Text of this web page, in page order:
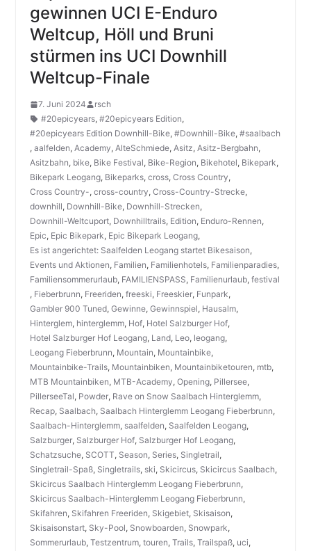
gewinnen UCI E-Enduro
Weltcup, Höll und Bruni
stürmen ins UCI Downhill
Weltcup-Finale
7. Juni 2024
rsch
#20epicyears, #20epicyears Edition,
#20epicyears Edition Downhill-Bike, #Downhill-Bike, #saalbach
, aalfelden, Academy, AlteSchmiede, Asitz, Asitz-Bergbahn,
Asitzbahn, bike, Bike Festival, Bike-Region, Bikehotel, Bikepark,
Bikepark Leogang, Bikeparks, cross, Cross Country,
Cross Country-, cross-country, Cross-Country-Strecke,
downhill, Downhill-Bike, Downhill-Strecken,
Downhill-Weltcuport, Downhilltrails, Edition, Enduro-Rennen,
Epic, Epic Bikepark, Epic Bikepark Leogang,
Es ist angerichtet: Saalfelden Leogang startet Bikesaison,
Events und Aktionen, Familien, Familienhotels, Familienparadies,
Familiensommerurlaub, FAMILIENSPASS, Familienurlaub, festival
, Fieberbrunn, Freeriden, freeski, Freeskier, Funpark,
Gambler 900 Tuned, Gewinne, Gewinnspiel, Hausalm,
Hinterglem, hinterglemm, Hof, Hotel Salzburger Hof,
Hotel Salzburger Hof Leogang, Land, Leo, leogang,
Leogang Fieberbrunn, Mountain, Mountainbike,
Mountainbike-Trails, Mountainbiken, Mountainbiketouren, mtb,
MTB Mountainbiken, MTB-Academy, Opening, Pillersee,
PillerseeTal, Powder, Rave on Snow Saalbach Hinterglemm,
Recap, Saalbach, Saalbach Hinterglemm Leogang Fieberbrunn,
Saalbach-Hinterglemm, saalfelden, Saalfelden Leogang,
Salzburger, Salzburger Hof, Salzburger Hof Leogang,
Schatzsuche, SCOTT, Season, Series, Singletrail,
Singletrail-Spaß, Singletrails, ski, Skicircus, Skicircus Saalbach,
Skicircus Saalbach Hinterglemm Leogang Fieberbrunn,
Skicircus Saalbach-Hinterglemm Leogang Fieberbrunn,
Skifahren, Skifahren Freeriden, Skigebiet, Skisaison,
Skisaisonstart, Sky-Pool, Snowboarden, Snowpark,
Sommerurlaub, Testzentrum, touren, Trails, Trailspaß, uci,